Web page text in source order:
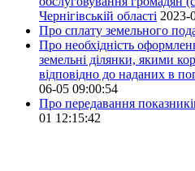
Чернігівській області 2023-
Про сплату земельного
Про необхідність
земельні ділянки, якими
відповідно до наданих в
06-05 09:00:54
Про передавання
01 12:15:42